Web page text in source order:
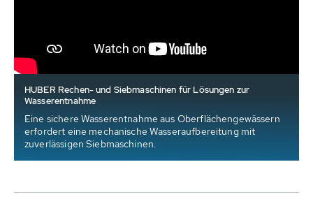
HUBER Rechen- und Siebmaschinen für Lösungen zur
Wasserentnahme
Eine sichere Wasserentnahme aus Oberflächengewässern
erfordert eine mechanische Wasseraufbereitung mit
zuverlässigen Siebmaschinen.